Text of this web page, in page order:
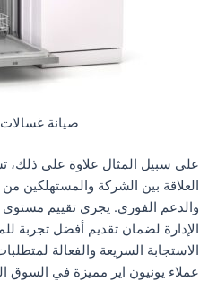
صيانة
على سبيل المثال علاوة على ذلك،
العلاقة بين الشركة والمستهلكين
والدعم الفوري. يجري تقييم
الإدارة لضمان تقديم أفضل تجربة
الاستجابة السريعة والفعالة
عملاء يونيون اير مميزة في السوق